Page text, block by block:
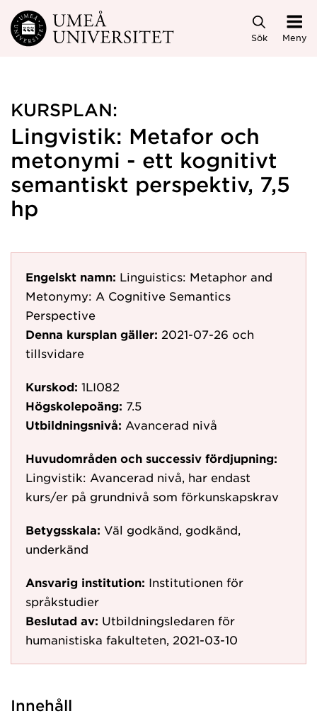
Hoppa direkt till innehållet
Sök Meny
KURSPLAN:
Lingvistik: Metafor och
metonymi - ett kognitivt
semantiskt perspektiv, 7,5
hp
Engelskt namn: Linguistics: Metaphor and
Metonymy: A Cognitive Semantics
Perspective
Denna kursplan gäller: 2021-07-26 och
tillsvidare
Kurskod: 1LI082
Högskolepoäng: 7.5
Utbildningsnivå: Avancerad nivå
Huvudområden och successiv fördjupning:
Lingvistik: Avancerad nivå, har endast
kurs/er på grundnivå som förkunskapskrav
Betygsskala: Väl godkänd, godkänd,
underkänd
Ansvarig institution: Institutionen för
språkstudier
Beslutad av: Utbildningsledaren för
humanistiska fakulteten, 2021-03-10
Innehåll